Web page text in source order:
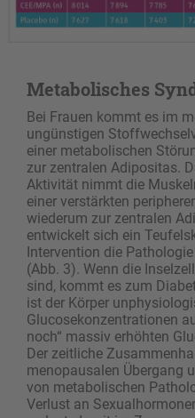
Metabolisches
Bei Frauen kommt es im
ungünstigen
einer metabolischen
zur zentralen Adipositas.
Aktivität nimmt die
einer verstärkten
wiederum zur zentralen
entwickelt sich ein
Intervention die
(Abb. 3). Wenn die
sind, kommt es zum
ist der Körper
Gluco­sekonzentrationen
noch“ massiv erhöhten
Der zeitliche
menopausalen Übergang
von metabolischen
Verlust an